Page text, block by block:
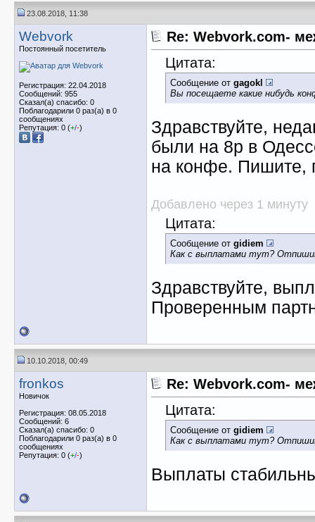
23.08.2018, 11:38
Webvork
Постоянный посетитель
Регистрация: 22.04.2018
Сообщений: 955
Сказал(а) спасибо: 0
Поблагодарили 0 раз(а) в 0
сообщениях
Репутация: 0 (+/-)
Re: Webvork.com-
Цитата:
Сообщение от gagokl
Вы посещаете какие нибудь
Здравствуйте,
были на 8p в
на конфе. Пишите,
Добавлено через 1 минуту
Цитата:
Сообщение от gidiem
Как с выплатами тут?
Здравствуйте,
Проверенным
10.10.2018, 00:49
fronkos
Новичок
Регистрация: 08.05.2018
Сообщений: 6
Сказал(а) спасибо: 0
Поблагодарили 0 раз(а) в 0
сообщениях
Репутация: 0 (+/-)
Re: Webvork.com-
Цитата:
Сообщение от gidiem
Как с выплатами тут?
Выплаты